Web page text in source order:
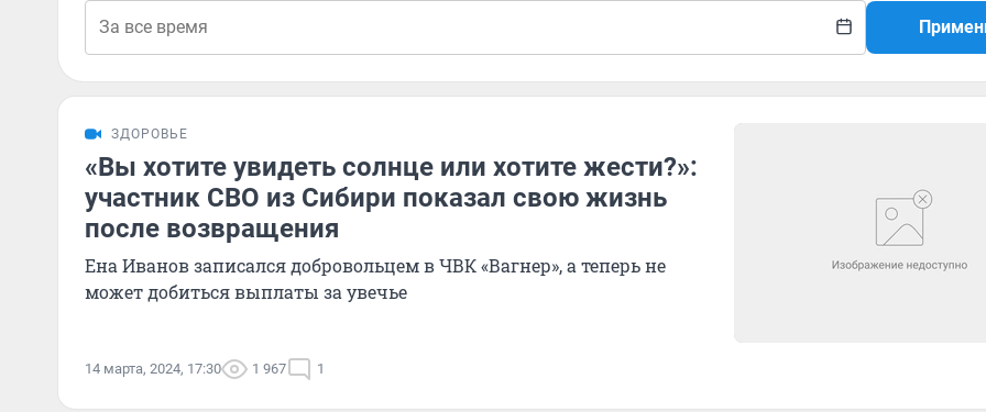
ЗДОРОВЬЕ
«Вы хотите увидеть солнце или хотите жести?»:
участник СВО из Сибири показал свою жизнь
после возвращения
Ена Иванов записался добровольцем в ЧВК «Вагнер», а теперь не
может добиться выплаты за увечье
14 марта, 2024, 17:30 1 967 1